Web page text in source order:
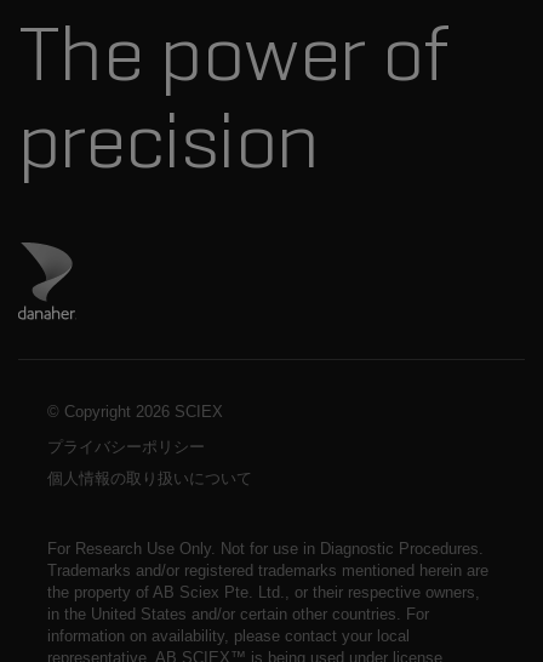
The power of
precision
ダナハーのサイトにアクセス
© Copyright 2026 SCIEX
プライバシーポリシー
個人情報の取り扱いについて
For Research Use Only. Not for use in Diagnostic Procedures.
Trademarks and/or registered trademarks mentioned herein are
the property of AB Sciex Pte. Ltd., or their respective owners,
in the United States and/or certain other countries. For
information on availability, please contact your local
representative . AB SCIEX™ is being used under license.